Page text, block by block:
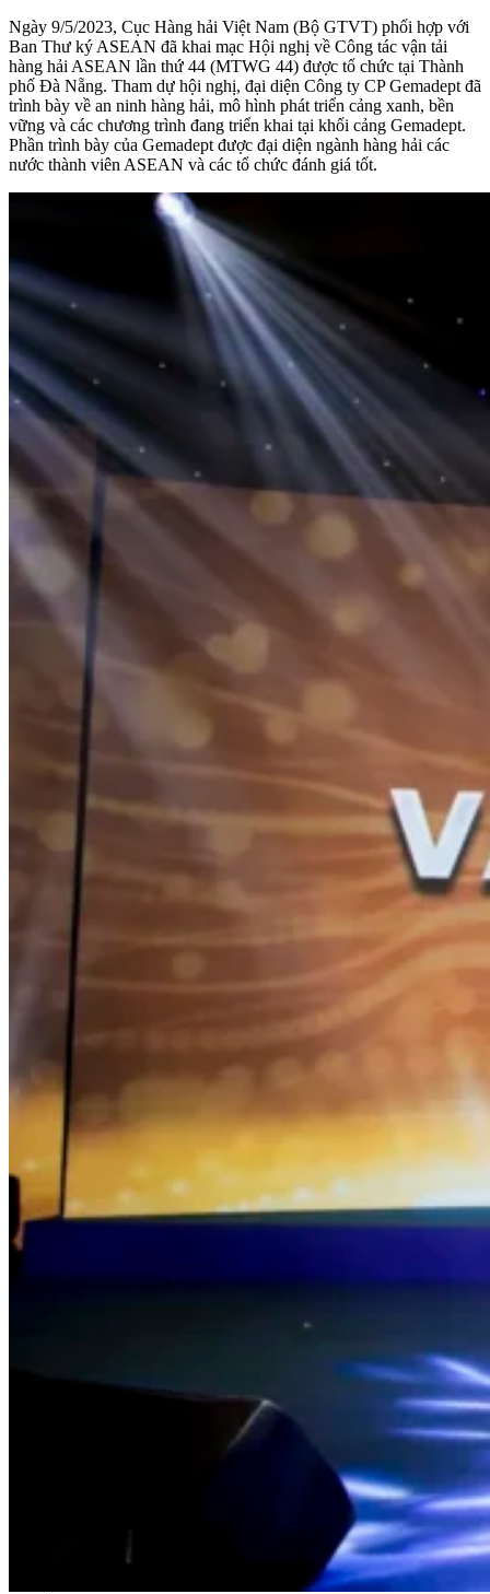
Ngày 9/5/2023, Cục Hàng hải Việt Nam (Bộ GTVT) phối hợp với
Ban Thư ký ASEAN đã khai mạc Hội nghị về Công tác vận tải
hàng hải ASEAN lần thứ 44 (MTWG 44) được tổ chức tại Thành
phố Đà Nẵng. Tham dự hội nghị, đại diện Công ty CP Gemadept đã
trình bày về an ninh hàng hải, mô hình phát triển cảng xanh, bền
vững và các chương trình đang triển khai tại khối cảng Gemadept.
Phần trình bày của Gemadept được đại diện ngành hàng hải các
nước thành viên ASEAN và các tổ chức đánh giá tốt.